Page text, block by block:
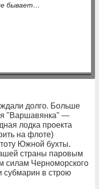
бывает…
долго. Больше
"Варшавянка" —
лодка проекта
на флоте)
Южной бухты.
страны паровым
силам Черноморского
субмарин в строю